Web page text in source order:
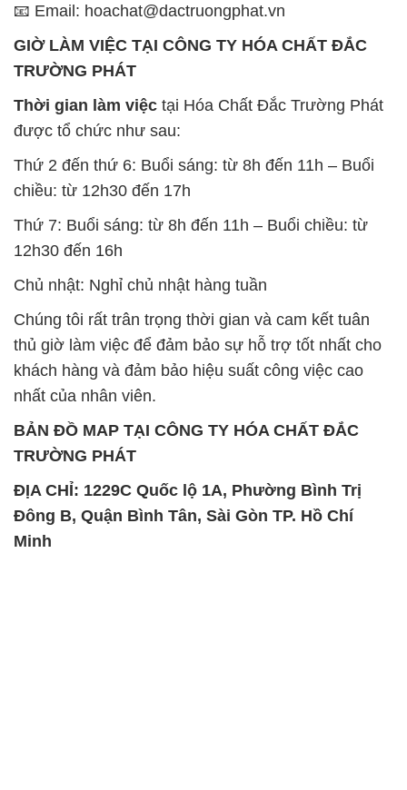
📧 Email: hoachat@dactruongphat.vn
GIỜ LÀM VIỆC TẠI CÔNG TY HÓA CHẤT ĐẮC
TRƯỜNG PHÁT
Thời gian làm việc tại Hóa Chất Đắc Trường Phát
được tổ chức như sau:
Thứ 2 đến thứ 6: Buổi sáng: từ 8h đến 11h – Buổi
chiều: từ 12h30 đến 17h
Thứ 7: Buổi sáng: từ 8h đến 11h – Buổi chiều: từ
12h30 đến 16h
Chủ nhật: Nghỉ chủ nhật hàng tuần
Chúng tôi rất trân trọng thời gian và cam kết tuân
thủ giờ làm việc để đảm bảo sự hỗ trợ tốt nhất cho
khách hàng và đảm bảo hiệu suất công việc cao
nhất của nhân viên.
BẢN ĐỒ MAP TẠI CÔNG TY HÓA CHẤT ĐẮC
TRƯỜNG PHÁT
ĐỊA CHỈ: 1229C Quốc lộ 1A, Phường Bình Trị
Đông B, Quận Bình Tân, Sài Gòn TP. Hồ Chí
Minh